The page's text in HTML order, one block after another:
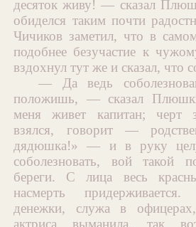
десяток живу! — сказал
обиделся таким почти
Чичиков заметил, что в
подобнее безучастие к
вздохнул тут же и сказал, что
— Да ведь
положишь, — сказал
меня живет капитан; черт
взялся, говорит —
дядюшка!» — и в руку
соболезновать, вой такой
береги. С лица весь
насмерть
денежки, служа в
актриса выманила, так